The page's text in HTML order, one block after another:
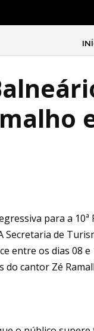
para a
de
entre os dias 08
cantor Zé